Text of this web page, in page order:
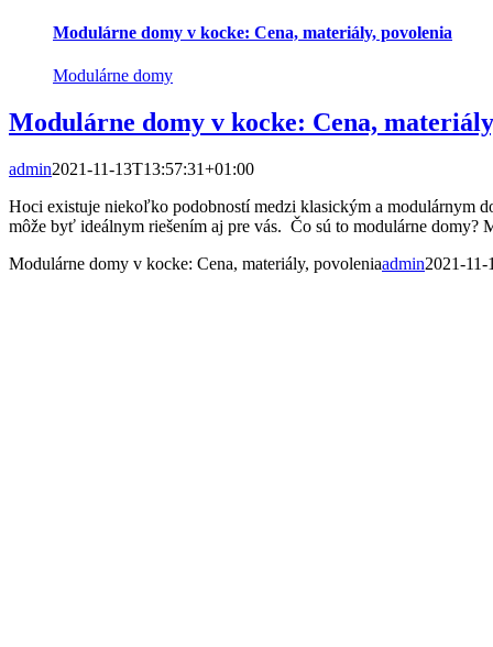
Modulárne domy v kocke: Cena, materiály, povolenia
Modulárne domy
Modulárne domy v kocke: Cena,
admin2021-11-13T13:57:31+01:00
Hoci existuje niekoľko podobností medzi klasickým a modulárnym
môže byť ideálnym riešením aj pre vás. Čo sú to modulárne domy?
Modulárne domy v kocke: Cena, materiály, povoleniaadmin2021-